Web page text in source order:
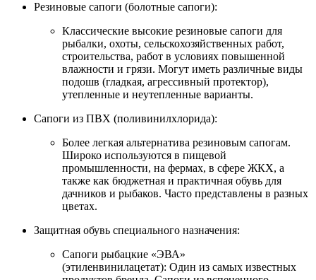
Резиновые сапоги (болотные сапоги):
Классические высокие резиновые сапоги для
рыбалки, охоты, сельскохозяйственных работ,
строительства, работ в условиях повышенной
влажности и грязи. Могут иметь различные виды
подошв (гладкая, агрессивный протектор),
утепленные и неутепленные варианты.
Сапоги из ПВХ (поливинилхлорида):
Более легкая альтернатива резиновым сапогам.
Широко используются в пищевой
промышленности, на фермах, в сфере ЖКХ, а
также как бюджетная и практичная обувь для
дачников и рыбаков. Часто представлены в разных
цветах.
Защитная обувь специального назначения:
Сапоги рыбацкие «ЭВА»
(этиленвинилацетат): Один из самых известных